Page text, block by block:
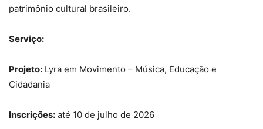
patrimônio cultural brasileiro.
Serviço:
Projeto: Lyra em Movimento – Música, Educação e
Cidadania
Inscrições: até 10 de julho de 2026